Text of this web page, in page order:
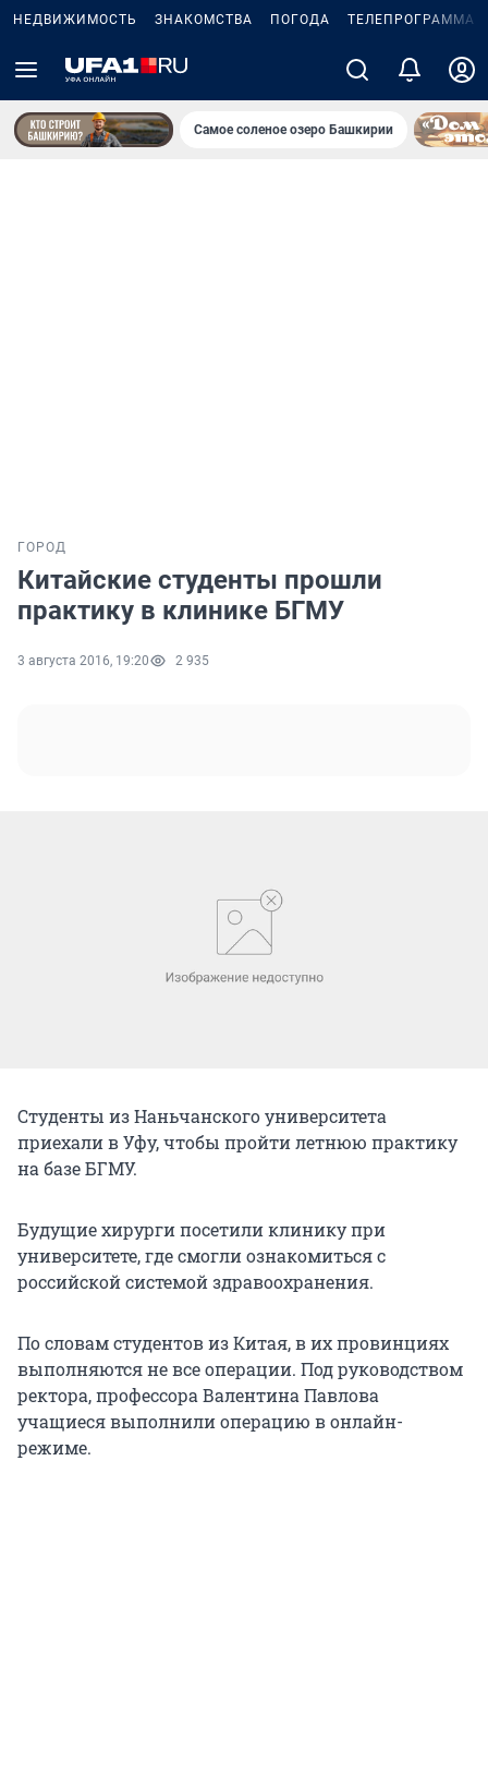
НЕДВИЖИМОСТЬ ЗНАКОМСТВА ПОГОДА ТЕЛЕПРОГРАММА
Самое соленое озеро Башкирии
ГОРОД
Китайские студенты прошли
практику в клинике БГМУ
3 августа 2016, 19:20 2 935
Студенты из Наньчанского университета
приехали в Уфу, чтобы пройти летнюю практику
на базе БГМУ.
Будущие хирурги посетили клинику при
университете, где смогли ознакомиться с
российской системой здравоохранения.
По словам студентов из Китая, в их провинциях
выполняются не все операции. Под руководством
ректора, профессора Валентина Павлова
учащиеся выполнили операцию в онлайн-
режиме.